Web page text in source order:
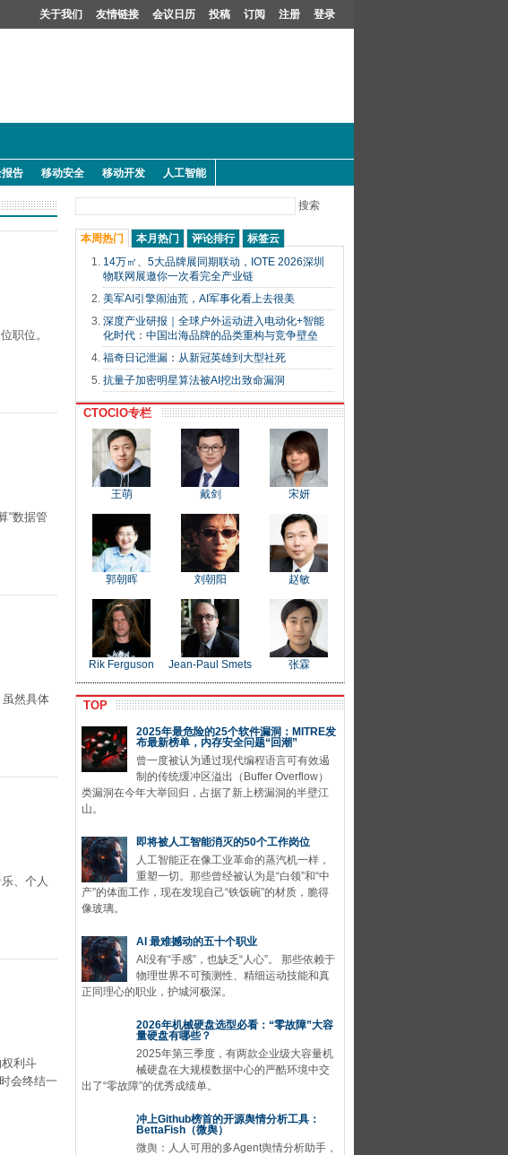
关于我们 友情链接 会议日历 投稿 订阅 注册 登录
告 移动安全 移动开发 人工智能
职位。
“数据管
然具体
、个人
利斗
会终结一
搜索
本周热门 本月热门 评论排行
标签云
14万㎡、5大品牌展同期联动，IOTE 2026深圳
物联网展邀你一次看完全产业链
美军AI引擎闹油荒，AI军事化看上去很美
深度产业研报｜全球户外运动进入电动化+智能
化时代：中国出海品牌的品类重构与竞争壁垒
福奇日记泄漏：从新冠英雄到大型社死
抗量子加密明星算法被AI挖出致命漏洞
CTOCIO专栏
王萌 戴剑 宋妍
郭朝晖 刘朝阳 赵敏
Rik Ferguson Jean-Paul Smets 张霖
TOP
2025年最危险的25个软件漏洞：MITRE发
布最新榜单，内存安全问题“回潮”
曾一度被认为通过现代编程语言可有效遏
制的传统缓冲区溢出（Buffer Overflow）
类漏洞在今年大举回归，占据了新上榜漏洞的半壁江
山。
即将被人工智能消灭的50个工作岗位
人工智能正在像工业革命的蒸汽机一样，
重塑一切。那些曾经被认为是“白领”和“中
产”的体面工作，现在发现自己“铁饭碗”的材质，脆得
像玻璃。
AI 最难撼动的五十个职业
AI没有“手感”，也缺乏“人心”。 那些依赖于
物理世界不可预测性、精细运动技能和真
正同理心的职业，护城河极深。
2026年机械硬盘选型必看：“零故障”大容
量硬盘有哪些？
2025年第三季度，有两款企业级大容量机
械硬盘在大规模数据中心的严酷环境中交
出了“零故障”的优秀成绩单。
冲上Github榜首的开源舆情分析工具：
BettaFish（微舆）
微舆：人人可用的多Agent舆情分析助手，